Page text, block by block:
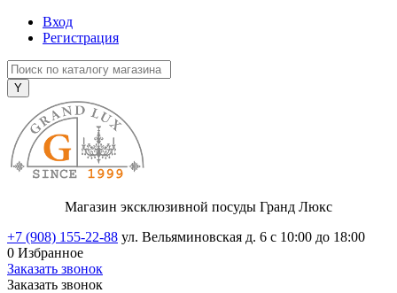
Вход
Регистрация
Магазин эксклюзивной посуды Гранд Люкс
+7 (908) 155-22-88 ул. Вельяминовская д. 6 с 10:00 до 18:00
0 Избранное
Заказать звонок
Заказать звонок